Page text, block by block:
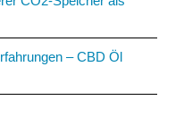
– CBD Öl